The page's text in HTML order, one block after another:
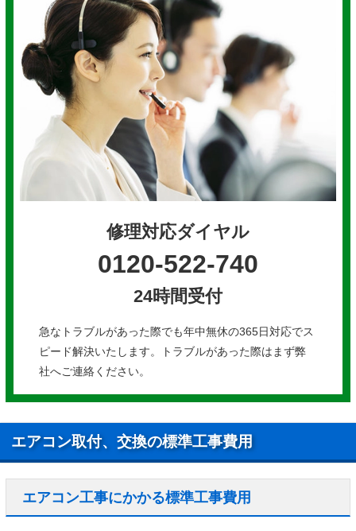
修理対応ダイヤル
0120-522-740
24時間受付
急なトラブルがあった際でも年中無休の365日対応でス
ピード解決いたします。トラブルがあった際はまず弊
社へご連絡ください。
エアコン取付、交換の標準工事費用
エアコン工事にかかる標準工事費用